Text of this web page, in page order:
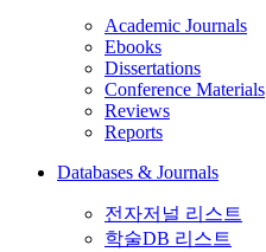
Academic Journals
Ebooks
Dissertations
Conference Materials
Reviews
Reports
Databases & Journals
전자저널 리스트
학술DB 리스트